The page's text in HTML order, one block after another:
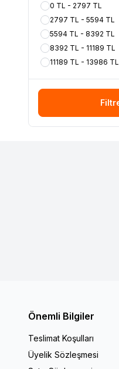
0 TL - 2797 TL
2797 TL - 5594 TL
5594 TL - 8392 TL
8392 TL - 11189 TL
11189 TL - 13986 TL
Önemli Bilgiler
Teslimat Koşulları
Üyelik Sözleşmesi